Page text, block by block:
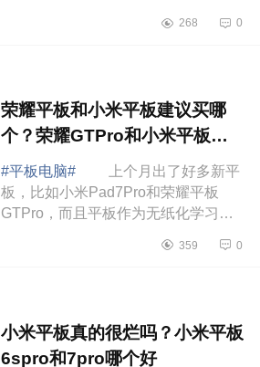
离用眼真的特别容易长眼轴，还好遇
268 0
荣耀平板和小米平板建议买哪
个？荣耀GTPro和小米平板
7Pro哪个好
#平板电脑#
上个月出了好多新平
板，比如小米Pad7Pro和荣耀平板
GTPro，而且平板作为无纸化学习神
之一。下面小编为大家介绍下荣耀平
359 0
小米平板真的很烂吗？小米平板
6spro和7pro哪个好